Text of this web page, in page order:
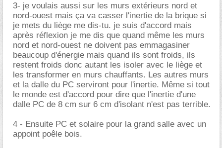
3- je voulais aussi sur les murs extérieurs nord et
nord-ouest mais ça va casser l'inertie de la brique si
je mets du liège me dis-tu. je suis d'accord mais
après réflexion je me dis que quand même les murs
nord et nord-ouest ne doivent pas emmagasiner
beaucoup d'énergie mais quand ils sont froids, ils
restent froids donc autant les isoler avec le liège et
les transformer en murs chauffants. Les autres murs
et la dalle du PC serviront pour l'inertie. Même si tout
le monde est d'accord pour dire que l'inertie d'une
dalle PC de 8 cm sur 6 cm d'isolant n'est pas terrible.
4 - Ensuite PC et solaire pour la grand salle avec un
appoint poêle bois.